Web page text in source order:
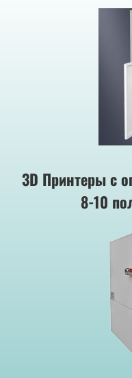
3D Принтеры с
8-10